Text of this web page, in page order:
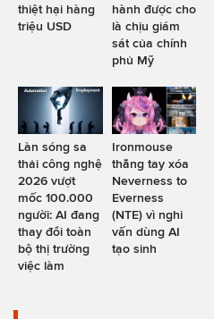
thiệt hại hàng
triệu USD
hành được cho
là chịu giám
sát của chính
phủ Mỹ
Làn sóng sa
thải công nghệ
2026 vượt
mốc 100.000
người: AI đang
thay đổi toàn
bộ thị trường
việc làm
Ironmouse
thẳng tay xóa
Neverness to
Everness
(NTE) vì nghi
vấn dùng AI
tạo sinh